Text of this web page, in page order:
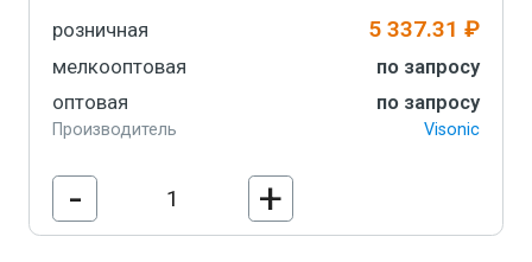
розничная 5 337.31 ₽
мелкооптовая
по запросу
оптовая
по запросу
Производитель Visonic
- +